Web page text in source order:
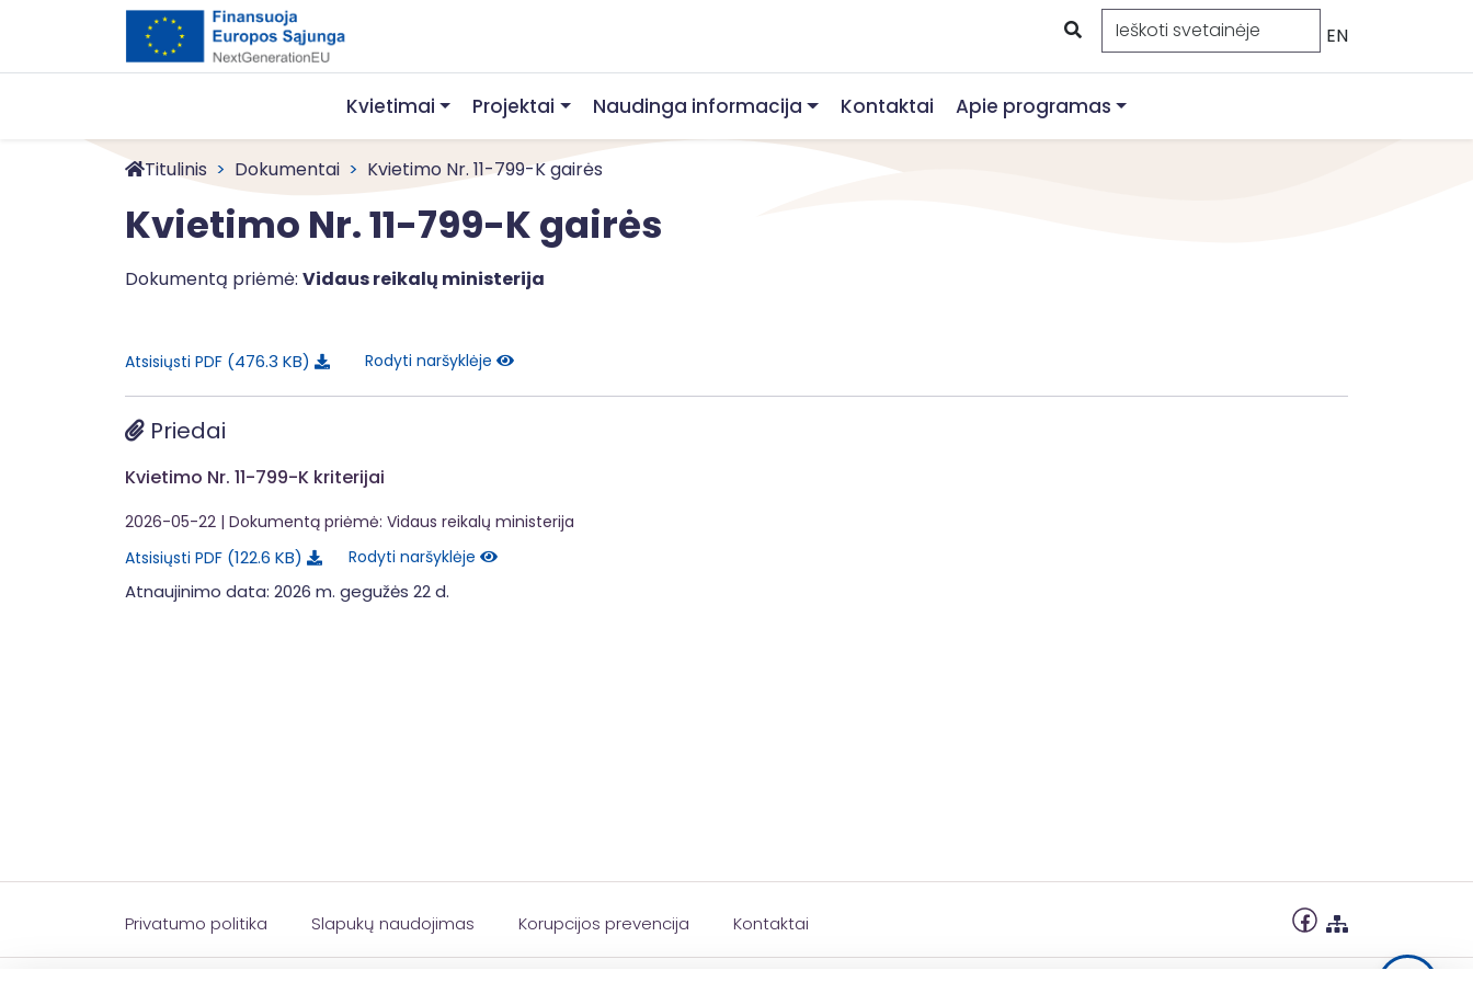
EN
Kvietimai Projektai Naudinga informacija Kontaktai Apie programas
Titulinis Dokumentai Kvietimo Nr. 11-799-K gairės
Kvietimo Nr. 11-799-K gairės
Dokumentą priėmė: Vidaus reikalų ministerija
Atsisiųsti PDF 476.3 KB Rodyti naršyklėje
Priedai
Kvietimo Nr. 11-799-K kriterijai
2026-05-22 | Dokumentą priėmė: Vidaus reikalų ministerija
Atsisiųsti PDF 122.6 KB Rodyti naršyklėje
Atnaujinimo data: 2026 m. gegužės 22 d.
Privatumo politika Slapukų naudojimas Korupcijos prevencija Kontaktai